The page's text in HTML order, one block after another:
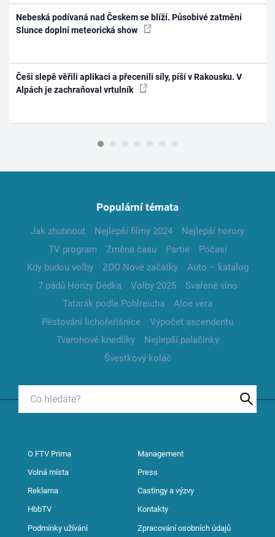
Nebeská podívaná nad Českem se blíží. Působivé zatmění
Slunce doplní meteorická show
Češi slepě věřili aplikaci a přecenili síly, píší v Rakousku. V
Alpách je zachraňoval vrtulník
Populární témata
Jak zhubnout Nejlepší filmy 2024
Nejlepší horory
TV program
Změna času Partie
Počasí
Kdy budou volby
ZOO Nové začátky
Auto – katalog
7 pádů Honzy Dědka
Volby 2025
Svařené víno
Tatarák podle Pohlreicha
Aloe vera
Pěstování lichořeřišnice
Výpočet ascendentu
Tvarohové knedlíky
Nejlepší palačinky
Švestkový koláč
O FTV Prima Management
Volná místa Press
Reklama Castingy a výzvy
HbbTV Kontakty
Podmínky užívání Zpracování osobních údajů